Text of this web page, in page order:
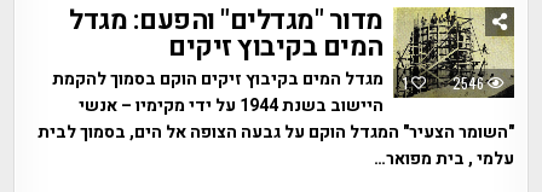
1 2546
מדור "מגדלים" והפעם: מגדל
המים בקיבוץ זיקים
מגדל המים בקיבוץ זיקים הוקם בסמוך להקמת
היישוב בשנת 1944 על ידי מקימיו – אנשי
"השומר הצעיר" המגדל הוקם על גבעה הצופה אל הים, בסמוך לבית
עלמי , בית מפואר…